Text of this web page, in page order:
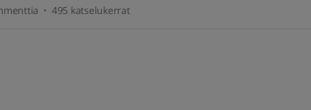
495 katselukerrat